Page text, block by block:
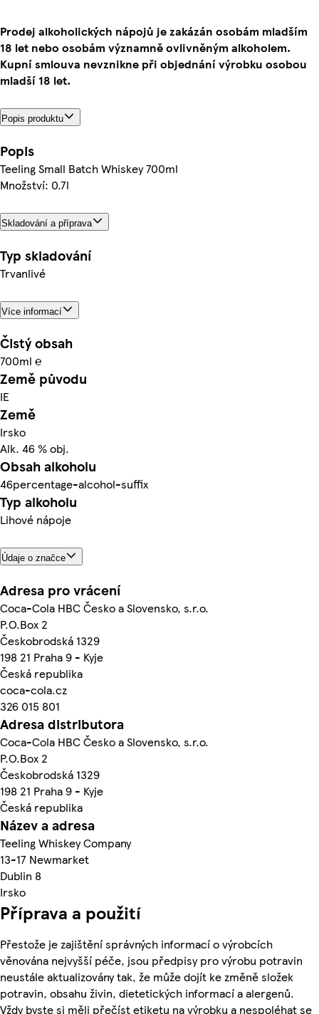
Prodej alkoholických nápojů je zakázán osobám mladším
18 let nebo osobám významně ovlivněným alkoholem.
Kupní smlouva nevznikne při objednání výrobku osobou
mladší 18 let.
Popis produktu
Popis
Teeling Small Batch Whiskey 700ml
Množství: 0.7l
Skladování a příprava
Typ skladování
Trvanlivé
Více informací
Čistý obsah
700ml ℮
Země původu
IE
Země
Irsko
Alk. 46 % obj.
Obsah alkoholu
46percentage-alcohol-suffix
Typ alkoholu
Lihové nápoje
Údaje o značce
Adresa pro vrácení
Coca-Cola HBC Česko a Slovensko, s.r.o.
P.O.Box 2
Českobrodská 1329
198 21 Praha 9 - Kyje
Česká republika
coca-cola.cz
326 015 801
Adresa distributora
Coca-Cola HBC Česko a Slovensko, s.r.o.
P.O.Box 2
Českobrodská 1329
198 21 Praha 9 - Kyje
Česká republika
Název a adresa
Teeling Whiskey Company
13-17 Newmarket
Dublin 8
Irsko
Příprava a použití
Přestože je zajištění správných informací o výrobcích
věnována nejvyšší péče, jsou předpisy pro výrobu potravin
neustále aktualizovány tak, že může dojít ke změně složek
potravin, obsahu živin, dietetických informací a alergenů.
Vždy byste si měli přečíst etiketu na výrobku a nespoléhat se